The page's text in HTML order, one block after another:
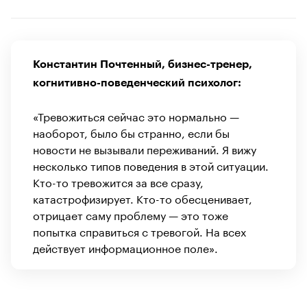
Константин Почтенный, бизнес-тренер,
когнитивно-поведенческий психолог:
«Тревожиться сейчас это нормально —
наоборот, было бы странно, если бы
новости не вызывали переживаний. Я вижу
несколько типов поведения в этой ситуации.
Кто-то тревожится за все сразу,
катастрофизирует. Кто-то обесценивает,
отрицает саму проблему — это тоже
попытка справиться с тревогой. На всех
действует информационное поле».